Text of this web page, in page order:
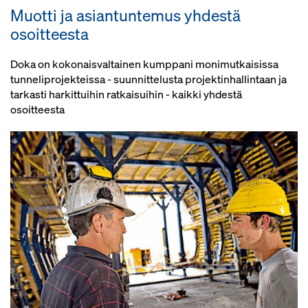
varustettuja tikkaita pitkin
työmaaliikenteelle
Asennussuunnitelmien selkeästi
jäsennelty dokumentointi ja riskien
Vakiomuotoinen CE-merkintä
Euroopassa
hydraulisella nostolaitteistolla -
vaihtoehtoisesti myös
Optimoitu prosessin rakenne
mahdollistaa joustavan
toteutuksen
Valinnainen: Rakennukselle
esiasennettuina toimitettavat
muotti- ja tukitelineyksiköt
lyhentävät asennusaikaa
Muotti ja asiantuntemus yhdestä
osoitteesta
Doka on kokonaisvaltainen kumppani monimutkaisissa
tunneliprojekteissa - suunnittelusta projektinhallintaan ja
tarkasti harkittuihin ratkaisuihin - kaikki yhdestä
osoitteesta